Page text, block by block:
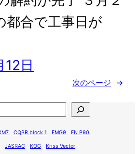
都合で工事日が
日
次のページ →
CQBR block 1 FMG9 FN P90
JASRAC KOG Kriss Vector